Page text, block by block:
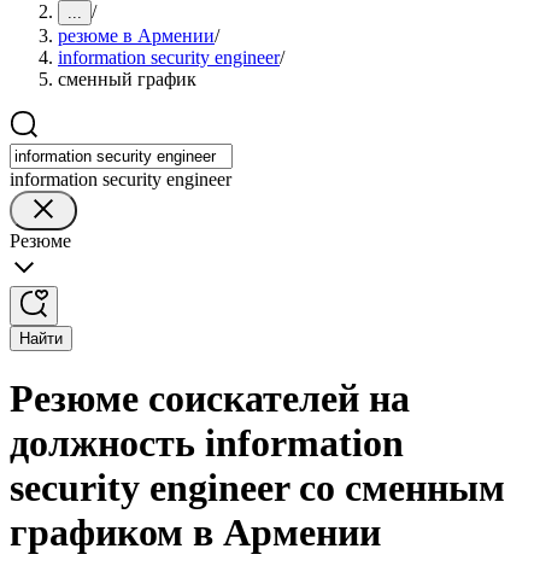
... /
резюме в Армении/
information security engineer/
сменный график
information security engineer
Резюме
Найти
Резюме соискателей на
должность information
security engineer со сменным
графиком в Армении